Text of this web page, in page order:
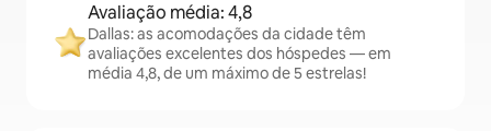
Avaliação média: 4,8
Dallas: as acomodações da cidade têm
avaliações excelentes dos hóspedes — em
média 4,8, de um máximo de 5 estrelas!